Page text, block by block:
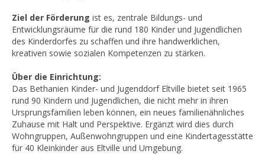
Ziel der Förderung ist es, zentrale Bildungs- und
Entwicklungsräume für die rund 180 Kinder und Jugendlichen
des Kinderdorfes zu schaffen und ihre handwerklichen,
kreativen sowie sozialen Kompetenzen zu stärken.
Über die Einrichtung:
Das Bethanien Kinder- und Jugenddorf Eltville bietet seit 1965
rund 90 Kindern und Jugendlichen, die nicht mehr in ihren
Ursprungsfamilien leben können, ein neues familienähnliches
Zuhause mit Halt und Perspektive. Ergänzt wird dies durch
Wohngruppen, Außenwohngruppen und eine Kindertagesstätte
für 40 Kleinkinder aus Eltville und Umgebung.